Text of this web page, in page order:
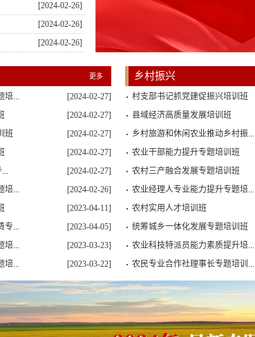
[2024-02-26]
[2024-02-26]
[2024-02-26]
更多
[2024-02-27]
培...
[2024-02-27]
[2024-02-27]
班
[2024-02-27]
[2024-02-27]
...
[2024-02-26]
培...
[2023-04-11]
[2023-04-05]
专...
[2023-03-23]
培...
[2023-03-22]
培...
乡村振兴
村支部书记抓党建促振兴培训班
县域经济高质量发展培训班
乡村旅游和休闲农业推动乡村振...
农业干部能力提升专题培训班
农村三产融合发展专题培训班
农业经理人专业能力提升专题培...
农村实用人才培训班
统筹城乡一体化发展专题培训班
农业科技特派员能力素质提升培...
农民专业合作社理事长专题培训...